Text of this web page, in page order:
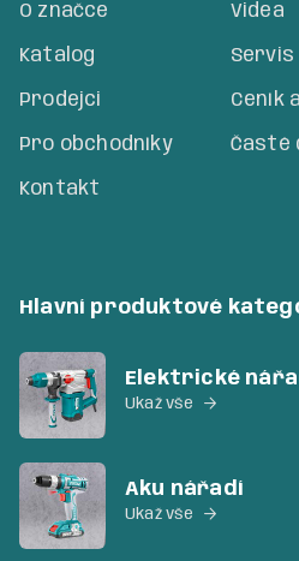
O značce
Katalog
Prodejci
Pro obchodníky
Kontakt
Videa
Servis
Ceník
Časté
Hlavní produktové
Elektrické
Ukaž vše 
Aku nářadí
Ukaž vše 